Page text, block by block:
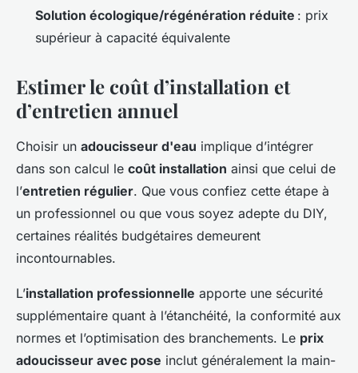
Solution écologique/régénération réduite : prix
supérieur à capacité équivalente
Estimer le coût d’installation et
d’entretien annuel
Choisir un adoucisseur d'eau implique d’intégrer
dans son calcul le coût installation ainsi que celui de
l’entretien régulier. Que vous confiez cette étape à
un professionnel ou que vous soyez adepte du DIY,
certaines réalités budgétaires demeurent
incontournables.
L’installation professionnelle apporte une sécurité
supplémentaire quant à l’étanchéité, la conformité aux
normes et l’optimisation des branchements. Le prix
adoucisseur avec pose inclut généralement la main-